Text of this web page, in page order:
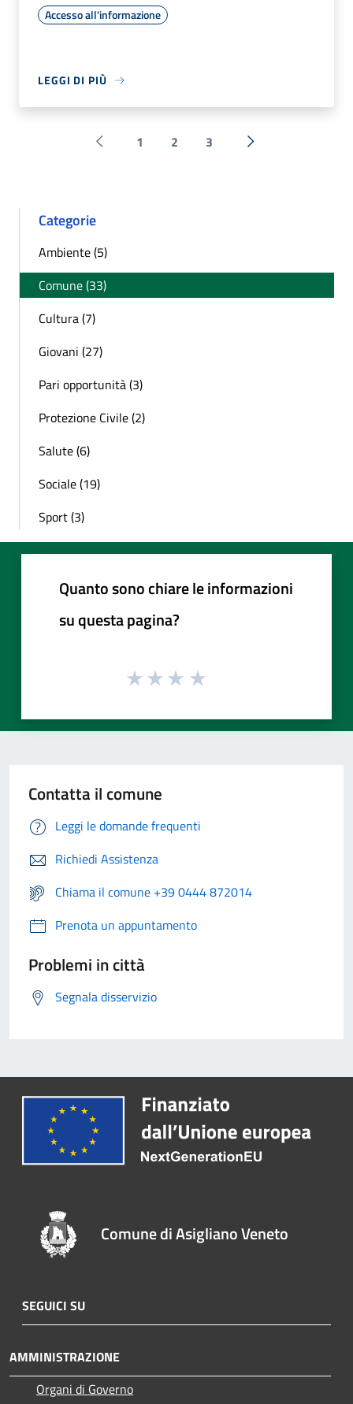
Accesso all'informazione
LEGGI DI PIÙ
Pagina precedente
1 2 3 Successiva »
Categorie
Ambiente (5)
Comune (33)
Cultura (7)
Giovani (27)
Pari opportunità (3)
Protezione Civile (2)
Salute (6)
Sociale (19)
Sport (3)
Quanto sono chiare le informazioni
su questa pagina?
Contatta il comune
Leggi le domande frequenti
Richiedi Assistenza
Chiama il comune +39 0444 872014
Prenota un appuntamento
Problemi in città
Segnala disservizio
Comune di Asigliano Veneto
SEGUICI SU
AMMINISTRAZIONE
Organi di Governo